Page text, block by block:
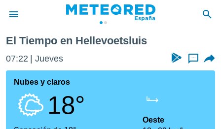
de
por
que se
calidad.
a este
El Tiempo en Hellevoetsluis
07:22 Jueves ...
Nubes y claros
18°
Oeste